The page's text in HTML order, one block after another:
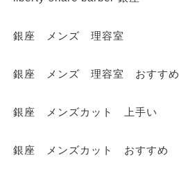
銀座 メンズ 理容室
銀座 メンズ 理容室 おすすめ
銀座 メンズカット 上手い
銀座 メンズカット おすすめ